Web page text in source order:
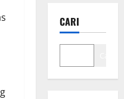
CARI